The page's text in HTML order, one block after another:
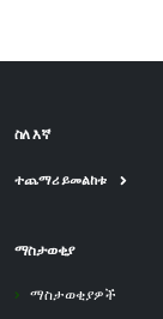
ስለ እኛ
ተጨማሪ ይመልከቱ
ማስታወቂያ
ማስታወቂያዎች